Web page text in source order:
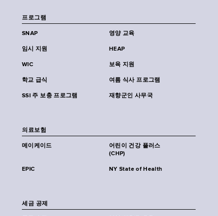
프로그램
SNAP 영양 교육
임시 지원 HEAP
WIC 보육 지원
학교 급식 여름 식사 프로그램
SSI 주 보충 프로그램 재향군인 사무국
의료보험
메이케이드
어린이 건강 플러스
(CHP)
EPIC NY State of Health
세금 공제